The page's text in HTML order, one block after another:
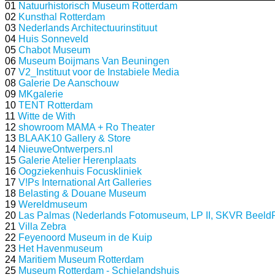
01 Natuurhistorisch Museum Rotterdam
02 Kunsthal Rotterdam
03 Nederlands Architectuurinstituut
04 Huis Sonneveld
05 Chabot Museum
06 Museum Boijmans Van Beuningen
07 V2_Instituut voor de Instabiele Media
08 Galerie De Aanschouw
09 MKgalerie
10 TENT Rotterdam
11 Witte de With
12 showroom MAMA + Ro Theater
13 BLAAK10 Gallery & Store
14 NieuweOntwerpers.nl
15 Galerie Atelier Herenplaats
16 Oogziekenhuis Focuskliniek
17 V!Ps International Art Galleries
18 Belasting & Douane Museum
19 Wereldmuseum
20 Las Palmas (Nederlands Fotomuseum, LP II, SKVR
21 Villa Zebra
22 Feyenoord Museum in de Kuip
23 Het Havenmuseum
24 Maritiem Museum Rotterdam
25 Museum Rotterdam - Schielandshuis